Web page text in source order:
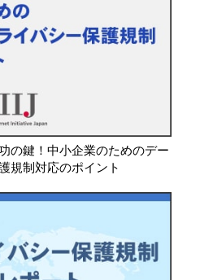
の鍵！中小企業のためのデー
規制対応のポイント